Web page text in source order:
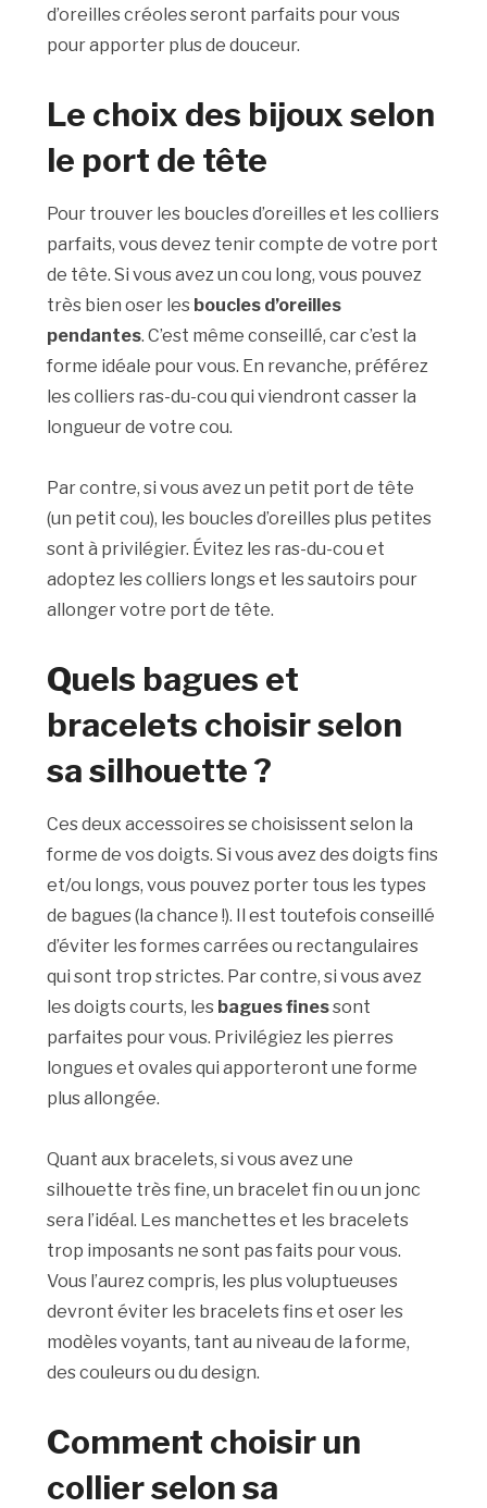
d’oreilles créoles seront parfaits pour vous
pour apporter plus de douceur.
Le choix des bijoux selon
le port de tête
Pour trouver les boucles d’oreilles et les colliers
parfaits, vous devez tenir compte de votre port
de tête. Si vous avez un cou long, vous pouvez
très bien oser les boucles d’oreilles
pendantes. C’est même conseillé, car c’est la
forme idéale pour vous. En revanche, préférez
les colliers ras-du-cou qui viendront casser la
longueur de votre cou.
Par contre, si vous avez un petit port de tête
(un petit cou), les boucles d’oreilles plus petites
sont à privilégier. Évitez les ras-du-cou et
adoptez les colliers longs et les sautoirs pour
allonger votre port de tête.
Quels bagues et
bracelets choisir selon
sa silhouette ?
Ces deux accessoires se choisissent selon la
forme de vos doigts. Si vous avez des doigts fins
et/ou longs, vous pouvez porter tous les types
de bagues (la chance !). Il est toutefois conseillé
d’éviter les formes carrées ou rectangulaires
qui sont trop strictes. Par contre, si vous avez
les doigts courts, les bagues finessont
parfaites pour vous. Privilégiez les pierres
longues et ovales qui apporteront une forme
plus allongée.
Quant aux bracelets, si vous avez une
silhouette très fine, un bracelet fin ou un jonc
sera l’idéal. Les manchettes et les bracelets
trop imposants ne sont pas faits pour vous.
Vous l’aurez compris, les plus voluptueuses
devront éviter les bracelets fins et oser les
modèles voyants, tant au niveau de la forme,
des couleurs ou du design.
Comment choisir un
collier selon sa